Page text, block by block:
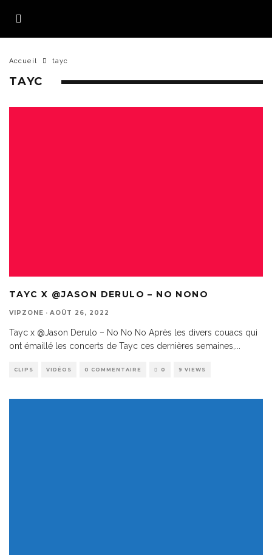
Accueil tayc
TAYC
TAYC X @JASON DERULO – NO NONO
VIPZONE · AOÛT 26, 2022
Tayc x @Jason Derulo – No No No Après les divers couacs qui
ont émaillé les concerts de Tayc ces dernières semaines,
CLIPS VIDÉOS 0 COMMENTAIRE 0 9 VIEWS